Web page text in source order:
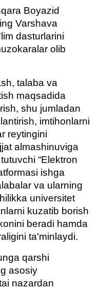
Boyazid
Varshava
dasturlarini
olib
talaba va
maqsadida
shu jumladan
imtihonlarni
reytingini
almashinuviga
“Elektron
ishga
va ularning
universitet
kuzatib borish
beradi hamda
ta'minlaydi.
qarshi
asosiy
nazardan